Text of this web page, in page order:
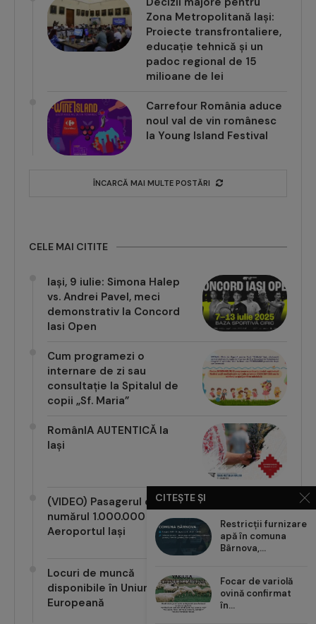
Zona Metropolitană Iași:
Proiecte transfrontaliere,
educație tehnică și un
padoc regional de 15
milioane de lei
noul val de vin românesc
la Young Island Festival
vs. Andrei Pavel, meci
demonstrativ la Concord
Iasi Open
internare de zi sau
consultație la Spitalul de
copii „Sf. Maria”
RomânIA AUTENTICĂ la
Iași
(VIDEO) Pasagerul cu
numărul 1.000.000 pe
Aeroportul Iași
disponibile în Uniunea
Europeană
CITEȘTE ȘI
Restricții furnizare
apă în comuna
Bârnova,...
Focar de variolă
ovină confirmat
în...